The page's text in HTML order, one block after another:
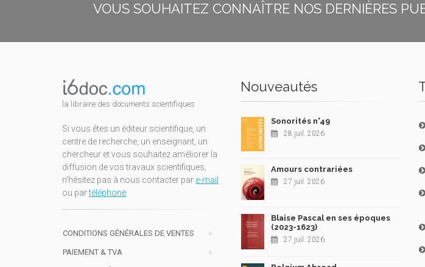
VOUS SOUHAITEZ CONNAÎTRE NOS DERNIÈRES
la libraire des documents scientifiques
Si vous êtes un éditeur scientifique, un
centre de recherche, un enseignant, un
chercheur et vous souhaitez améliorer la
diffusion de vos travaux scientifiques,
n'hésitez pas à nous contacter par e-mail
ou partéléphone.
CONDITIONS GÉNÉRALES DE VENTES
PAIEMENT & TVA
Nouveautés
Sonorités n°49
28 juil. 2026
Amours contrariées
27 juil. 2026
Blaise Pascal en ses époques
(2023-1623)
27 juil. 2026